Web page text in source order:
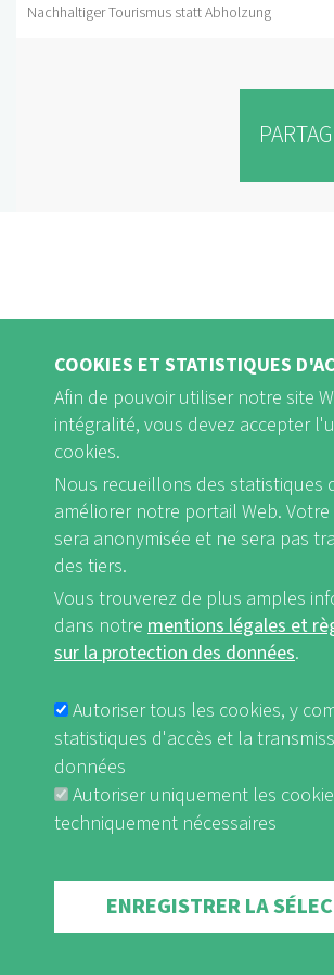
Nachhaltiger Tourismus statt Abholzung
FB Youtube
FUSSBEREICHSMENÜ
Mentions légales et Règlements sur la
nf-int.org
COOKIES ET STATISTIQUES
Afin de pouvoir utiliser notre site
intégralité, vous devez accepter
cookies.
Nous recueillons des statistiques
améliorer notre portail Web. Votre
sera anonymisée et ne sera pas
des tiers.
Vous trouverez de plus amples
dans notre mentions légales et
sur la protection des données.
Autoriser tous les cookies, y
statistiques d'accès et la
données
Autoriser uniquement les
techniquement nécessaires
ENREGISTRER LA
Withdraw consent